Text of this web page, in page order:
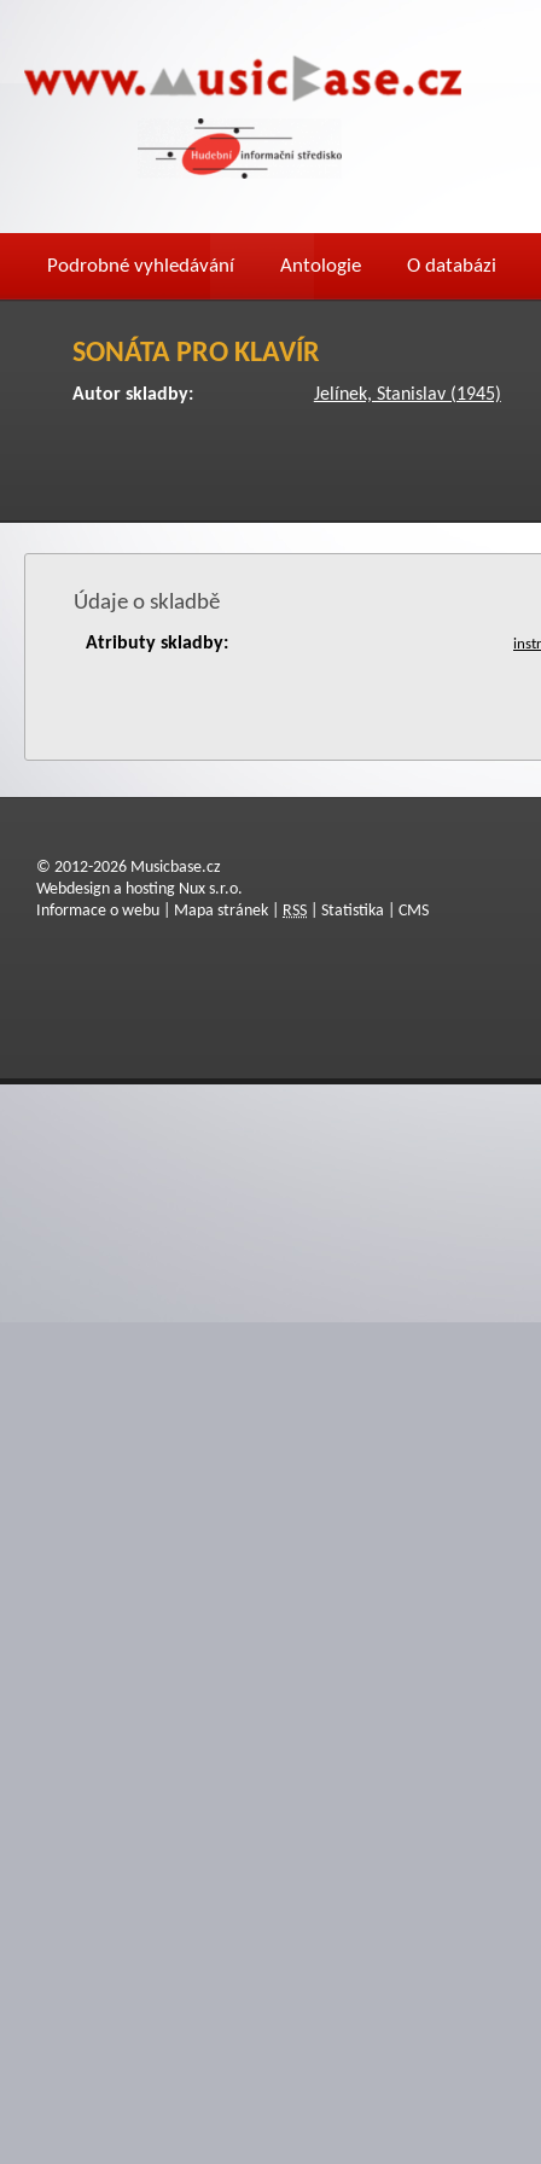
Podrobné vyhledávání Antologie O databázi
SONÁTA PRO KLAVÍR
Autor skladby: Jelínek, Stanislav (1945)
Údaje o skladbě
Atributy skladby:
© 2012-2026 Musicbase.cz
Webdesign a hosting Nux s.r.o.
Informace o webu
Mapa stránek RSS Statistika CMS